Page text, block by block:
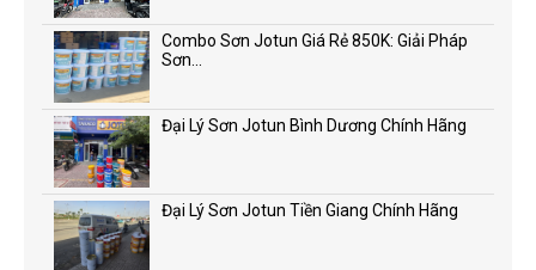
Combo Sơn Jotun Giá Rẻ 850K: Giải Pháp
Sơn...
Đại Lý Sơn Jotun Bình Dương Chính Hãng
Đại Lý Sơn Jotun Tiền Giang Chính Hãng